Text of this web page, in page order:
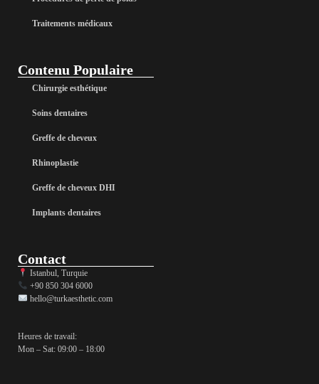
Traitements médicaux
Contenu Populaire
Chirurgie esthétique
Soins dentaires
Greffe de cheveux
Rhinoplastie
Greffe de cheveux DHI
Implants dentaires
Contact
Istanbul, Turquie
+90 850 304 6000
hello@turkaesthetic.com
Heures de travail:
Mon – Sat: 09:00 – 18:00